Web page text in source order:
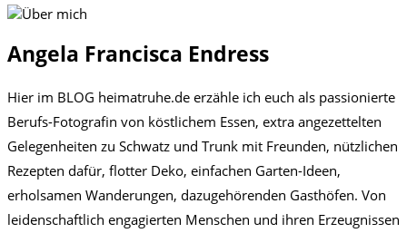
Angela Francisca Endress
Hier im BLOG heimatruhe.de erzähle ich euch als passionierte
Berufs-Fotografin von köstlichem Essen, extra angezettelten
Gelegenheiten zu Schwatz und Trunk mit Freunden, nützlichen
Rezepten dafür, flotter Deko, einfachen Garten-Ideen,
erholsamen Wanderungen, dazugehörenden Gasthöfen. Von
leidenschaftlich engagierten Menschen und ihren Erzeugnissen